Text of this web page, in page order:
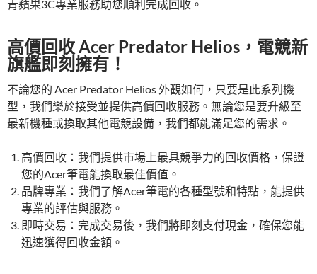
o
o
k
t
r
青蘋果3C專業服務助您順利完成回收。
高價回收 Acer Predator Helios，電競新
旗艦即刻擁有！
不論您的 Acer Predator Helios 外觀如何，只要是此系列機
型，我們樂於接受並提供高價回收服務。無論您是要升級至
最新機種或換取其他電競設備，我們都能滿足您的需求。
高價回收：我們提供市場上最具競爭力的回收價格，保證
您的Acer筆電能換取最佳價值。
品牌專業：我們了解Acer筆電的各種型號和特點，能提供
專業的評估與服務。
即時交易：完成交易後，我們將即刻支付現金，確保您能
迅速獲得回收金額。